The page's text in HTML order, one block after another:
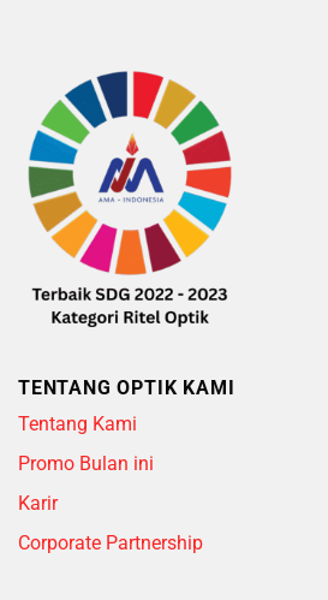
TENTANG OPTIK KAMI
Tentang Kami
Promo Bulan ini
Karir
Corporate Partnership